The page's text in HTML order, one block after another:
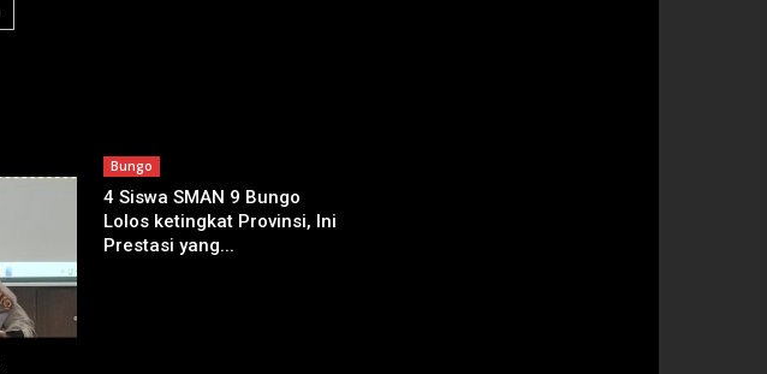
Bungo
4 Siswa SMAN 9 Bungo
Lolos ketingkat Provinsi, Ini
Prestasi yang...